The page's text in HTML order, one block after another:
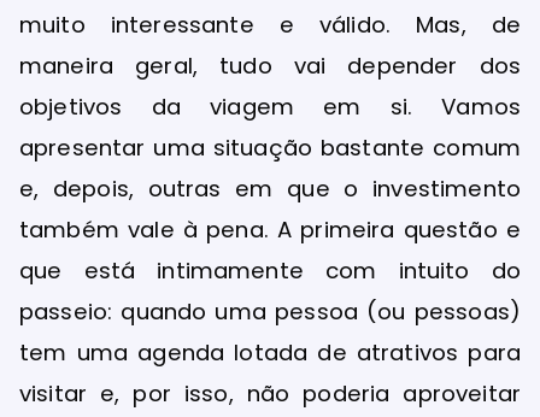
muito interessante e válido. Mas, de
maneira geral, tudo vai depender dos
objetivos da viagem em si. Vamos
apresentar uma situação bastante comum
e, depois, outras em que o investimento
também vale à pena. A primeira questão e
que está intimamente com intuito do
passeio: quando uma pessoa (ou pessoas)
tem uma agenda lotada de atrativos para
visitar e, por isso, não poderia aproveitar